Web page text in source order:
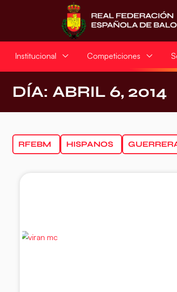
Institucional Competiciones
DÍA: ABRIL 6, 2014
RFEBM HISPANOS